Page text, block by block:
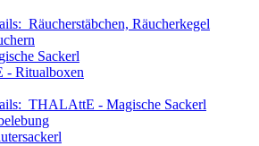
Räucherstäbchen, Räucherkegel
Sackerl
Ritualboxen
THALAttE - Magische Sackerl